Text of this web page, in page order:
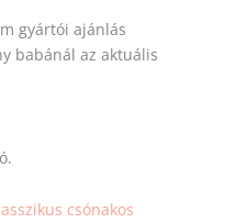
gyártói ajánlás
babánál az aktuális
csónakos